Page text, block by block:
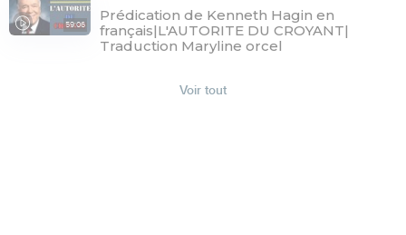
59:06
Prédication de Kenneth Hagin en
français|L'AUTORITE DU CROYANT|
Traduction Maryline orcel
Voir tout